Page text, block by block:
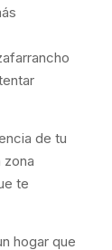
de tu
zona
te
hogar que